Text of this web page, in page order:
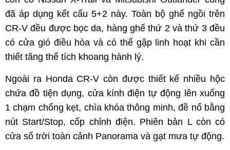
đã áp dụng kết cấu 5+2 này. Toàn bộ ghế ngồi trên
CR-V đều được bọc da, hàng ghế thứ 2 và thứ 3 đều
có cửa gió điều hòa và có thể gập linh hoạt khi cần
thiết tăng thể tích khoang hành lý.
Ngoài ra Honda CR-V còn được thiết kế nhiều hộc
chứa đồ tiện dụng, cửa kính điện tự động lên xuống
1 chạm chống kẹt, chìa khóa thông minh, đề nổ bằng
nút Start/Stop, cốp chỉnh điện. Phiên bản L còn có
cửa sổ trời toàn cảnh Panorama và gạt mưa tự động.